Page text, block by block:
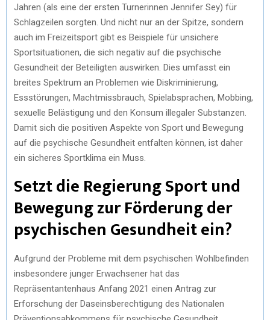
Jahren (als eine der ersten Turnerinnen Jennifer Sey) für
Schlagzeilen sorgten. Und nicht nur an der Spitze, sondern
auch im Freizeitsport gibt es Beispiele für unsichere
Sportsituationen, die sich negativ auf die psychische
Gesundheit der Beteiligten auswirken. Dies umfasst ein
breites Spektrum an Problemen wie Diskriminierung,
Essstörungen, Machtmissbrauch, Spielabsprachen, Mobbing,
sexuelle Belästigung und den Konsum illegaler Substanzen.
Damit sich die positiven Aspekte von Sport und Bewegung
auf die psychische Gesundheit entfalten können, ist daher
ein sicheres Sportklima ein Muss.
Setzt die Regierung Sport und
Bewegung zur Förderung der
psychischen Gesundheit ein?
Aufgrund der Probleme mit dem psychischen Wohlbefinden
insbesondere junger Erwachsener hat das
Repräsentantenhaus Anfang 2021 einen Antrag zur
Erforschung der Daseinsberechtigung des Nationalen